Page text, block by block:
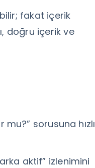
fakat içerik
doğru içerik ve
sorusuna hızlı
aktif” izlenimini